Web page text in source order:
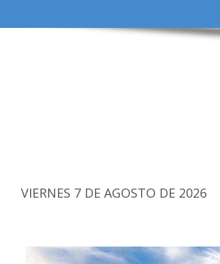
VIERNES 7 DE AGOSTO DE 2026